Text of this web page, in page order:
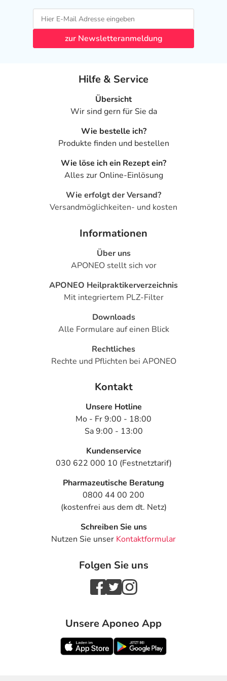
verordnet worden, sprechen Sie mit Ihrem Arzt oder
Apotheker. Der therapeutische Nutzen kann höher sein,
als das Risiko, das die Anwendung bei einer
Gegenanzeige in sich birgt.
Welche unerwünschten Wirkungen können auftreten?
- Reizerscheinungen im Mund und im Rachen
- Infektionen mit Hefepilzen, wie:
- Überempfindlichkeitsreaktionen der Haut
- Pulsbeschleunigung
- Lungenentzündung
- Nebenhöhlenentzündung
- Kaliummangel
- Muskelkrämpfe
- Gewebeeinblutungen
Bemerken Sie eine Befindlichkeitsstörung oder
Veränderung während der Behandlung, wenden Sie sich
Nebenwirkungen berücksichtigt, die bei mindestens
einem von 1.000 behandelten Patienten auftreten.
Personen Einzeldosis
Jugendliche
ab 12
Jahren und
1 Einzeldosis
Bei chronisch
Erwachsene 1 Einzeldosis
Die Gesamtdosis sollte nicht ohne Rücksprache mit
Art der Anwendung?
zur Newsletteranmeldung
Hilfe & Service
Übersicht
Wir sind gern für Sie da
Wie bestelle ich?
Produkte finden und bestellen
Wie löse ich ein Rezept ein?
Alles zur Online-Einlösung
Wie erfolgt der Versand?
Versandmöglichkeiten- und kosten
Informationen
Über uns
APONEO stellt sich vor
APONEO Heilpraktikerverzeichnis
Mit integriertem PLZ-Filter
Downloads
Alle Formulare auf einen Blick
Rechtliches
Rechte und Pflichten bei APONEO
Kontakt
Unsere Hotline
Mo - Fr 9:00 - 18:00
Sa 9:00 - 13:00
Kundenservice
030 622 000 10 (Festnetztarif)
Pharmazeutische Beratung
0800 44 00 200
(kostenfrei aus dem dt. Netz)
Schreiben Sie uns
Nutzen Sie unser Kontaktformular
Folgen Sie uns
Unsere Aponeo App